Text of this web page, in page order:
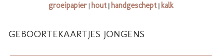
groeipapier| hout handgeschept kalk
GEBOORTEKAARTJES JONGENS